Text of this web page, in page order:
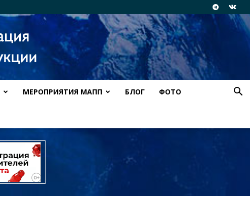
МЕРОПРИЯТИЯ МАПП БЛОГ ФОТО